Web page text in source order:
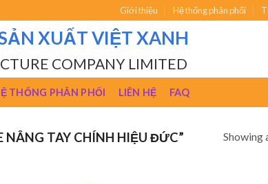
Giới thiệu Hệ thống phân phối
XUẤT VIỆT XANH
COMPANY LIMITED
THỐNG PHÂN PHỐI LIÊN HỆ FAQ
NÂNG TAY CHÍNH HIỆU ĐỨC” Showing